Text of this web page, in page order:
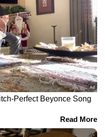
ലുലുവിൽ വാർഷിക
ഓഫ‍ർ, വാട്ട്സ്ആപ്പ്
മെസേജിനൊപ്പം ഒരു
ലിങ്കും; ജാഗ്രത, വൻ
തട്ടിപ്പെന്ന്
അധികൃതകരുടെ
മുന്നറിയിപ്പ്
പാലിക്കുന്നില്ല; കെ കെ